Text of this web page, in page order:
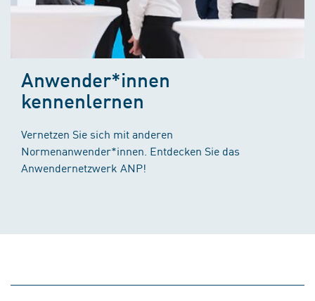
Anwender*innen
kennenlernen
Vernetzen Sie sich mit anderen
Normenanwender*innen. Entdecken Sie das
Anwendernetzwerk ANP!